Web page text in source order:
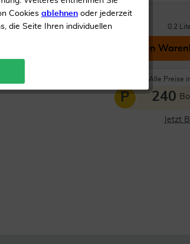
0.2
In den
Alle Preise
P 240
Jetzt
Cookies ablehnen oder jederzeit
die Seite Ihren individuellen